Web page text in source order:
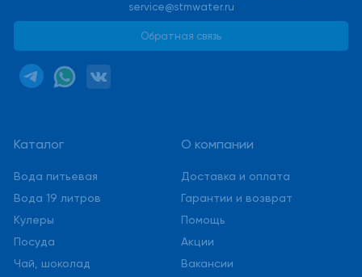
Каталог
Вода питьевая
Вода 19 литров
Кулеры
Посуда
Чай, шоколад
О компании
Доставка и оплата
Гарантии и возврат
Помощь
Акции
Вакансии
service@stmwater.ru
Обратная связь